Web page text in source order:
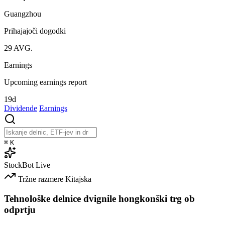
Guangzhou
Prihajajoči dogodki
29 AVG.
Earnings
Upcoming earnings report
19d
Dividende Earnings
⌘ K
StockBot Live
Tržne razmere Kitajska
Tehnološke delnice dvignile hongkonški trg ob
odprtju